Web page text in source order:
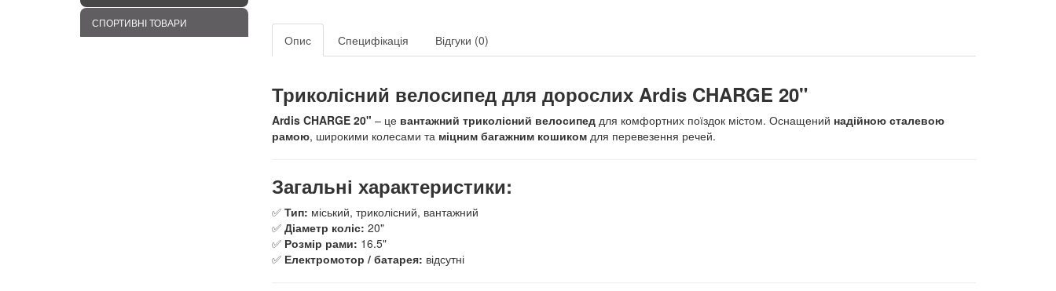
СПОРТИВНІ ТОВАРИ
Опис Специфікація Відгуки (0)
Триколісний велосипед для дорослих Ardis CHARGE 20"
Ardis CHARGE 20" – це вантажний триколісний велосипеддля комфортних поїздок містом. Оснащений надійною сталевою
рамою, широкими колесами та міцним багажним кошикомдля перевезення речей.
Загальні характеристики:
✅ Тип: міський, триколісний, вантажний
✅ Діаметр коліс: 20"
✅ Розмір рами: 16.5"
✅ Електромотор / батарея: відсутні